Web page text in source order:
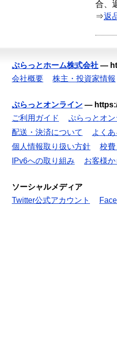
合、
⇒返
ぷらっとホーム株式会社 —
会社概要
株主・投資家情報
ぷらっとオンライン —
ご利用ガイド
ぷらっとオ
配送・決済について
よく
個人情報取り扱い方針
校
IPv6への取り組み
お客様
ソーシャルメディア
Twitter公式アカウント